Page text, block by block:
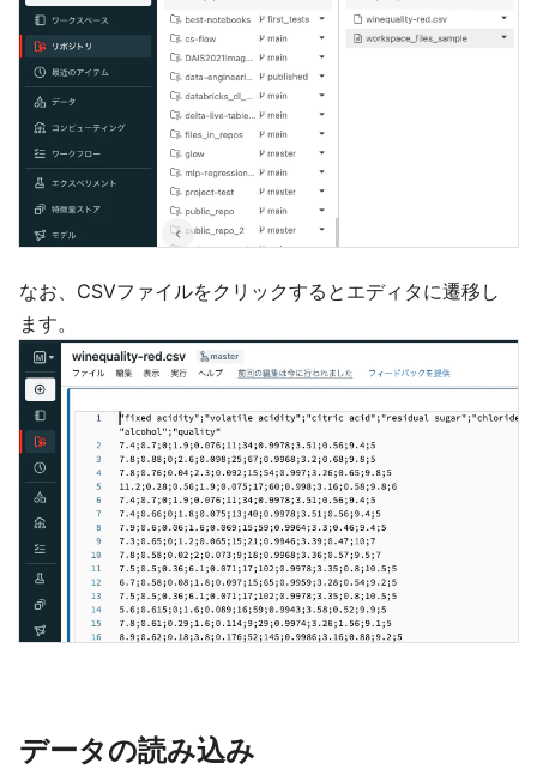
なお、CSVファイルをクリックするとエディタに遷移し
ます。
データの読み込み